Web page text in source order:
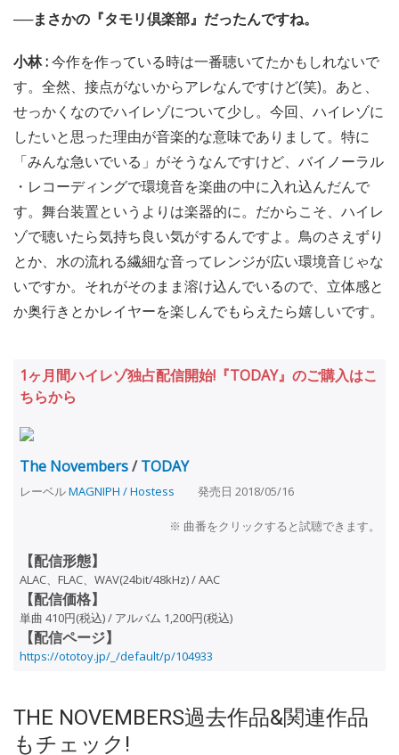
──まさかの『タモリ倶楽部』だったんですね。
小林 :今作を作っている時は一番聴いてたかもしれないで
す。全然、接点がないからアレなんですけど(笑)。あと、
せっかくなのでハイレゾについて少し。今回、ハイレゾに
したいと思った理由が音楽的な意味でありまして。特に
「みんな急いでいる」がそうなんですけど、バイノーラル
・レコーディングで環境音を楽曲の中に入れ込んだんで
す。舞台装置というよりは楽器的に。だからこそ、ハイレ
ゾで聴いたら気持ち良い気がするんですよ。鳥のさえずり
とか、水の流れる繊細な音ってレンジが広い環境音じゃな
いですか。それがそのまま溶け込んでいるので、立体感と
か奥行きとかレイヤーを楽しんでもらえたら嬉しいです。
1ヶ月間ハイレゾ独占配信開始!『TODAY』のご購入はこ
ちらから
The Novembers/TODAY
レーベルMAGNIPH / Hostess 発売日 2018/05/16
※ 曲番をクリックすると試聴できます。
【配信形態】
ALAC、FLAC、WAV(24bit/48kHz) / AAC
【配信価格】
単曲 410円(税込) / アルバム 1,200円(税込)
【配信ページ】
https://ototoy.jp/_/default/p/104933
THE NOVEMBERS過去作品&関連作品
もチェック!